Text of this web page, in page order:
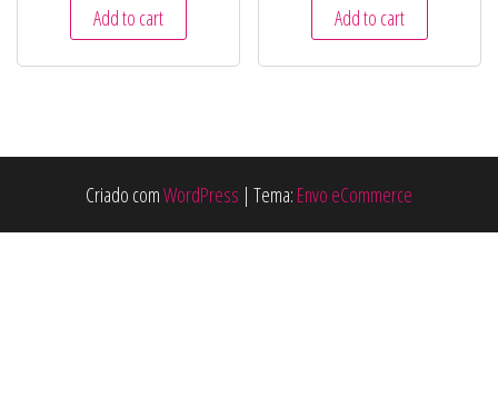
Add to cart Add to cart
Criado comWordPress | Tema: Envo eCommerce